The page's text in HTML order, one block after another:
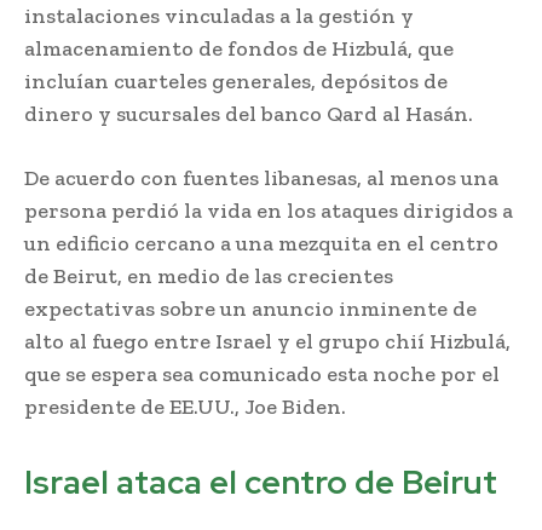
instalaciones vinculadas a la gestión y
almacenamiento de fondos de Hizbulá, que
incluían cuarteles generales, depósitos de
dinero y sucursales del banco Qard al Hasán.
De acuerdo con fuentes libanesas, al menos una
persona perdió la vida en los ataques dirigidos a
un edificio cercano a una mezquita en el centro
de Beirut, en medio de las crecientes
expectativas sobre un anuncio inminente de
alto al fuego entre Israel y el grupo chií Hizbulá,
que se espera sea comunicado esta noche por el
presidente de EE.UU., Joe Biden.
Israel ataca el centro de Beirut